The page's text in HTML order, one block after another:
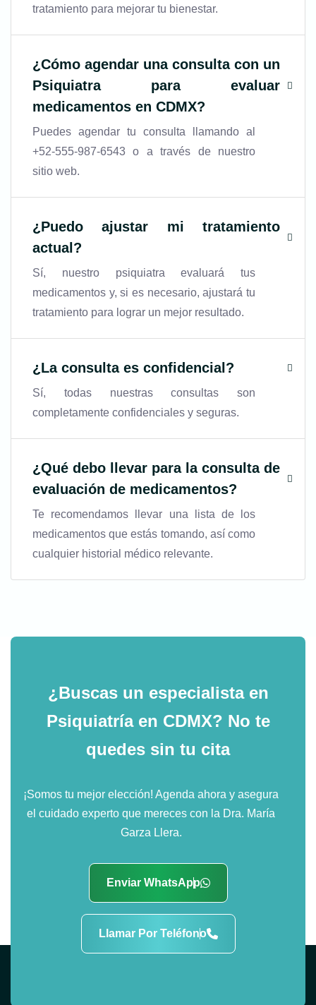
tratamiento para mejorar tu bienestar.
¿Cómo agendar una consulta con un
Psiquiatra para evaluar
medicamentos en CDMX?
Puedes agendar tu consulta llamando al
+52-555-987-6543 o a través de nuestro
sitio web.
¿Puedo ajustar mi tratamiento
actual?
Sí, nuestro psiquiatra evaluará tus
medicamentos y, si es necesario, ajustará tu
tratamiento para lograr un mejor resultado.
¿La consulta es confidencial?
Sí, todas nuestras consultas son
completamente confidenciales y seguras.
¿Qué debo llevar para la consulta de
evaluación de medicamentos?
Te recomendamos llevar una lista de los
medicamentos que estás tomando, así como
cualquier historial médico relevante.
¿Buscas un especialista en
Psiquiatría en CDMX? No te
quedes sin tu cita
¡Somos tu mejor elección! Agenda ahora y asegura
el cuidado experto que mereces con la Dra. María
Garza Llera.
Enviar WhatsApp
Llamar Por Teléfono